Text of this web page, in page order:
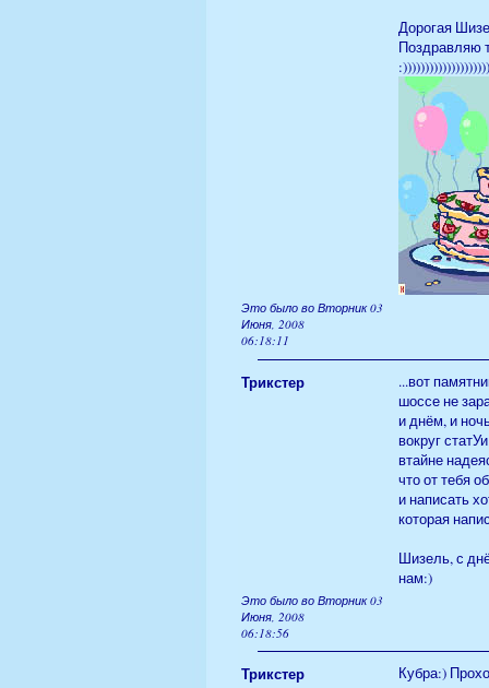
Дорогая
Поздравляю
Это было во Вторник 03
Июня, 2008
06:18:11
Трикстер
...вот
шоссе не
и днём, и
вокруг
втайне
что от тебя
и написать
которая
Шизель, с
нам:)
Это было во Вторник 03
Июня, 2008
06:18:56
Трикстер Кубра:)